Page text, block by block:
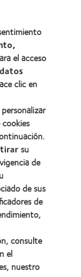
el acceso
clic en
su
de
de sus
de
consulte
el
nuestro